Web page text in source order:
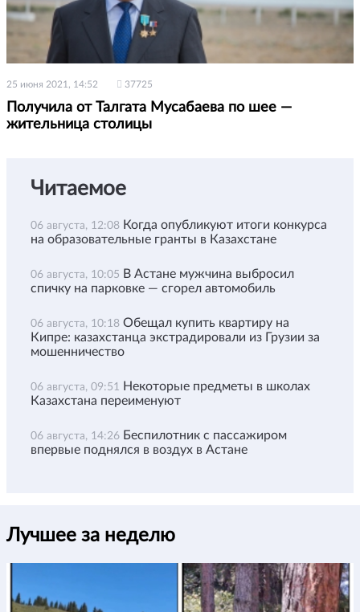
25 июня 2021, 14:52 37725
Получила от Талгата Мусабаева по шее —
жительница столицы
Читаемое
06 августа, 12:08 Когда опубликуют итоги конкурса
на образовательные гранты в Казахстане
06 августа, 10:05 В Астане мужчина выбросил
спичку на парковке — сгорел автомобиль
06 августа, 10:18 Обещал купить квартиру на
Кипре: казахстанца экстрадировали из Грузии за
мошенничество
06 августа, 09:51 Некоторые предметы в школах
Казахстана переименуют
06 августа, 14:26 Беспилотник с пассажиром
впервые поднялся в воздух в Астане
Лучшее за неделю